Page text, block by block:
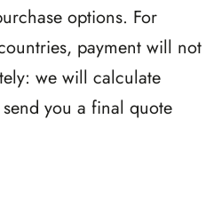
options. For
payment will not
we will calculate
you a final quote